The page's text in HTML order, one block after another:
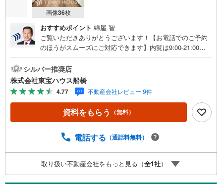
画像36枚
おすすめポイント 綿屋 智
ご覧いただきありがとうございます！【お電話でのご予約
のほうがスムーズにご対応できます】内覧は9:00-21:00ま
［室内・現地を見学する］をクリック（2）本日～4日以内
をご希望の方は「ご要望・ご質問欄」に希望日時をご記入
ください！《東宝ハウス船橋のこだわり》スタッフ一同、
すべてのお客様に対して、自分の家族や仲の良い友人に対
するときと同じ気持ちで接客させていただいています。お
客様ひとりひとりが理想の住宅と出会い、住宅ローンやそ
まで、お付き合いをさせていただきます。
シルバー推奨店
株式会社東宝ハウス船橋
4.77 不動産会社レビュー 9件
資料をもらう （無料）
電話する （通話料無料）
取り扱い不動産会社をもっと見る（全1社）